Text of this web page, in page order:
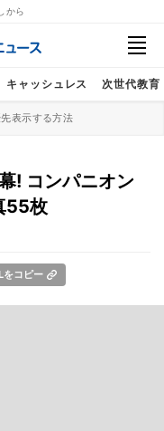
から
キャッシュレス 次世代教育
表示する方法
! コンパニオン
55枚
をコピー